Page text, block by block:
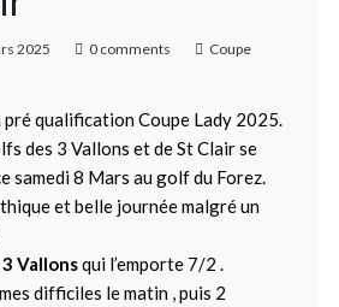
2025 0 comments
Coupe
pré qualification Coupe Lady 2025.
des 3 Vallons et de St Clair se
samedi 8 Mars au golf du Forez.
et belle journée malgré un
Vallonsqui l’emporte 7/2 .
difficiles le matin , puis 2